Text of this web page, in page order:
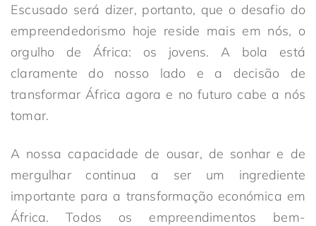
Escusado será dizer, portanto, que o desafio do
empreendedorismo hoje reside mais em nós, o
orgulho de África: os jovens. A bola está
claramente do nosso lado e a decisão de
transformar África agora e no futuro cabe a nós
tomar.
A nossa capacidade de ousar, de sonhar e de
mergulhar continua a ser um ingrediente
importante para a transformação económica em
África. Todos os empreendimentos bem-